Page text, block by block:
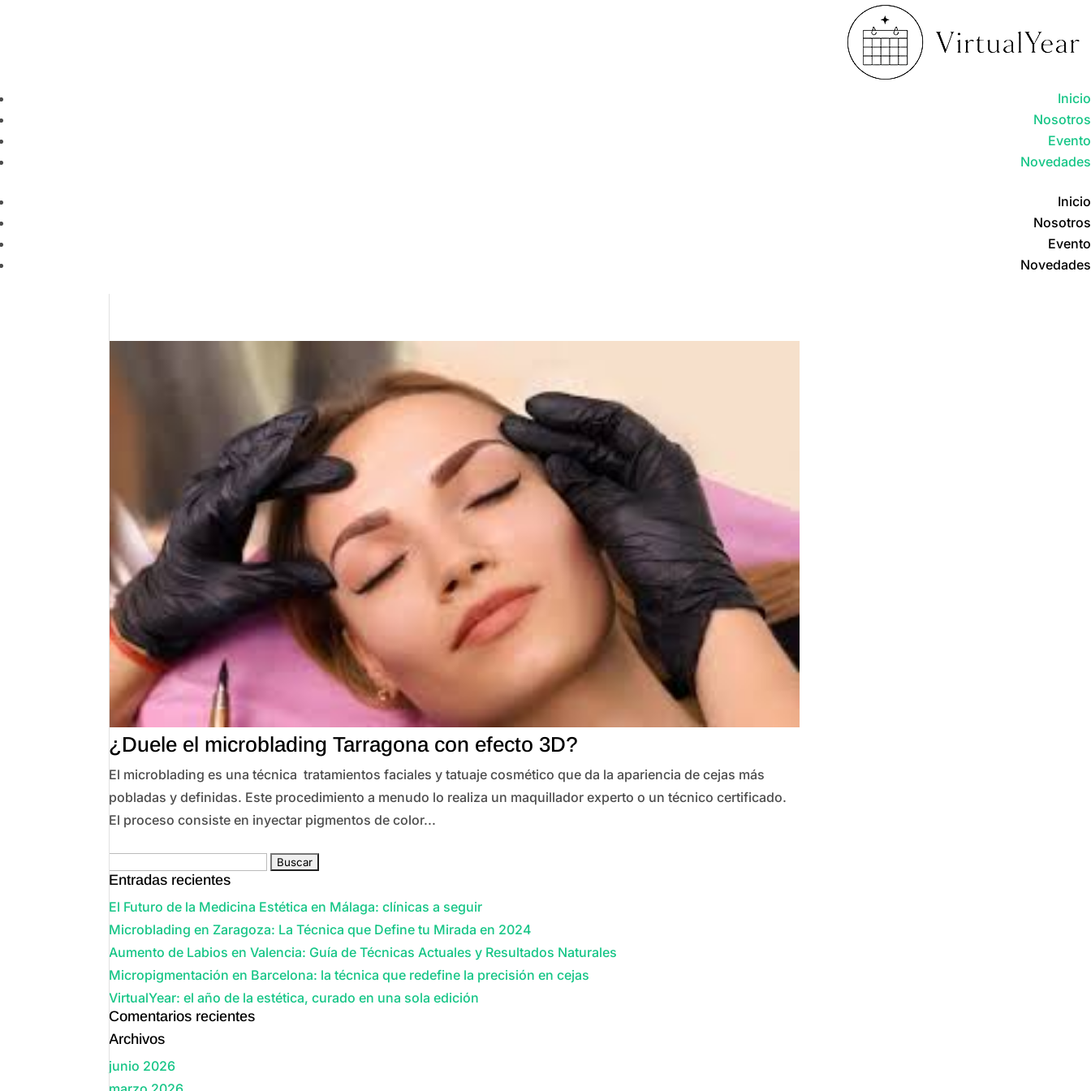
Inicio
Nosotros
Evento
Novedades
Inicio
Nosotros
Evento
Novedades
¿Duele el microblading Tarragona con efecto 3D?
El microblading es una técnica tratamientos faciales y tatuaje cosmético que da la apariencia de cejas más
pobladas y definidas. Este procedimiento a menudo lo realiza un maquillador experto o un técnico certificado.
El proceso consiste en inyectar pigmentos de color...
Entradas recientes
El Futuro de la Medicina Estética en Málaga: clínicas a seguir
Microblading en Zaragoza: La Técnica que Define tu Mirada en 2024
Aumento de Labios en Valencia: Guía de Técnicas Actuales y Resultados Naturales
Micropigmentación en Barcelona: la técnica que redefine la precisión en cejas
VirtualYear: el año de la estética, curado en una sola edición
Comentarios recientes
Archivos
junio 2026